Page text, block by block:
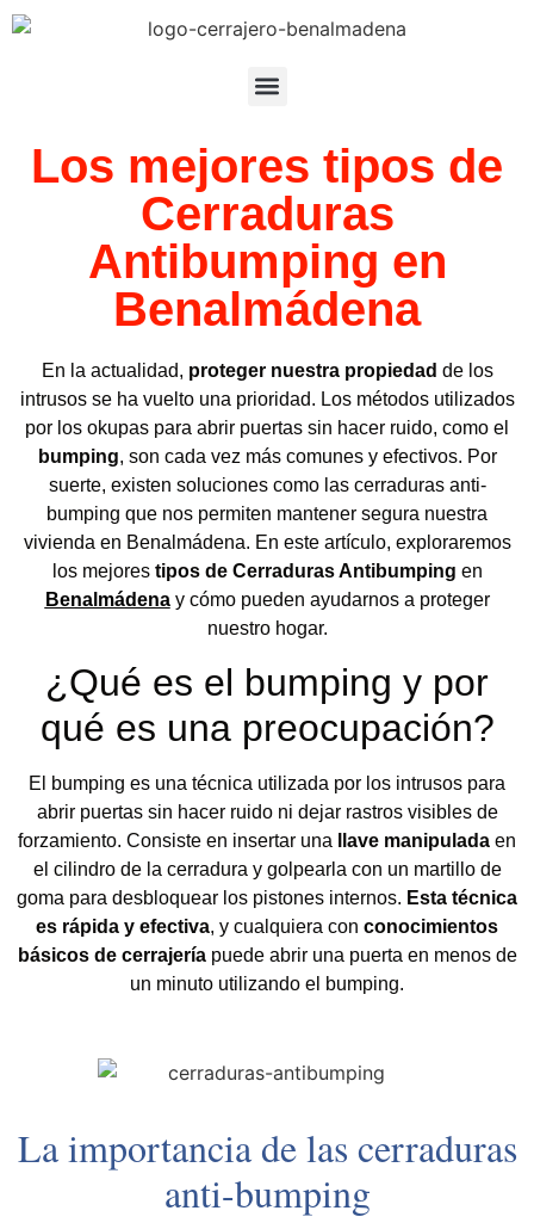
Los mejores tipos de
Cerraduras
Antibumping en
Benalmádena
En la actualidad, proteger nuestra propiedad de los
intrusos se ha vuelto una prioridad. Los métodos utilizados
por los okupas para abrir puertas sin hacer ruido, como el
bumping, son cada vez más comunes y efectivos. Por
suerte, existen soluciones como las cerraduras anti-
bumping que nos permiten mantener segura nuestra
vivienda en Benalmádena. En este artículo, exploraremos
los mejores tipos de Cerraduras Antibumping en
Benalmádenay cómo pueden ayudarnos a proteger
nuestro hogar.
¿Qué es el bumping y por
qué es una preocupación?
El bumping es una técnica utilizada por los intrusos para
abrir puertas sin hacer ruido ni dejar rastros visibles de
forzamiento. Consiste en insertar una
llave manipulada en
el cilindro de la cerradura y golpearla con un martillo de
goma para desbloquear los pistones internos. Esta técnica
es rápida y efectiva, y cualquiera con conocimientos
básicos de cerrajeríapuede abrir una puerta en menos de
un minuto utilizando el bumping.
La importancia de las cerraduras
anti-bumping